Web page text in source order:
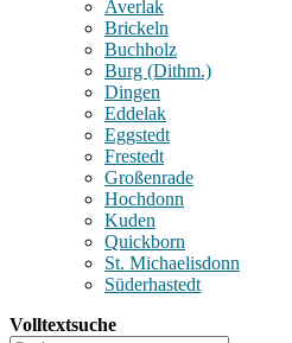
Averlak
Brickeln
Buchholz
Burg (Dithm.)
Dingen
Eddelak
Eggstedt
Frestedt
Großenrade
Hochdonn
Kuden
Quickborn
St. Michaelisdonn
Süderhastedt
Volltextsuche